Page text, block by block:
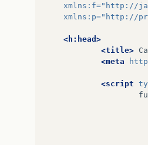
xmlns:f="http://
xmlns:p="http://
<h:head>
<title>
<meta
<script